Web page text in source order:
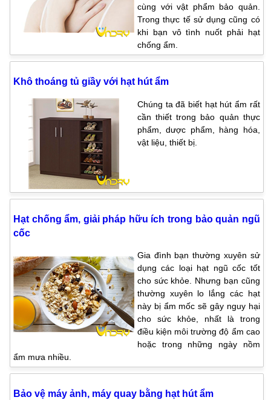
cùng với vật phẩm bảo quản.
Trong thực tế sử dụng cũng có
khi bạn vô tình nuốt phải hạt
chống ẩm.
Khô thoáng tủ giầy với hạt hút ẩm
Chúng ta đã biết hạt hút ẩm rất
cần thiết trong bảo quản thực
phẩm, dược phẩm, hàng hóa,
vật liệu, thiết bị.
Hạt chống ẩm, giải pháp hữu ích trong bảo quản ngũ
cốc
Gia đình bạn thường xuyên sử
dụng các loại hạt ngũ cốc tốt
cho sức khỏe. Nhưng bạn cũng
thường xuyên lo lắng các hạt
này bị ẩm mốc sẽ gây nguy hại
cho sức khỏe, nhất là trong
điều kiện môi trường độ ẩm cao
hoặc trong những ngày nồm
ẩm mưa nhiều.
Bảo vệ máy ảnh, máy quay bằng hạt hút ẩm